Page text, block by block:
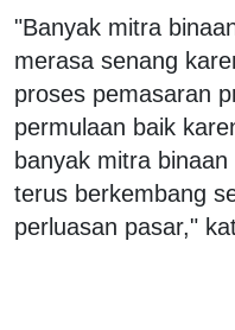
"Banyak mitra
merasa senang
proses pemasaran
permulaan baik
banyak mitra
terus berkembang
perluasan pasar,"